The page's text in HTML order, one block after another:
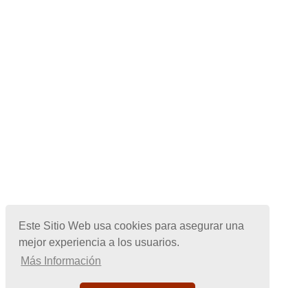
Este Sitio Web usa cookies para asegurar una
mejor experiencia a los usuarios.
Más Información